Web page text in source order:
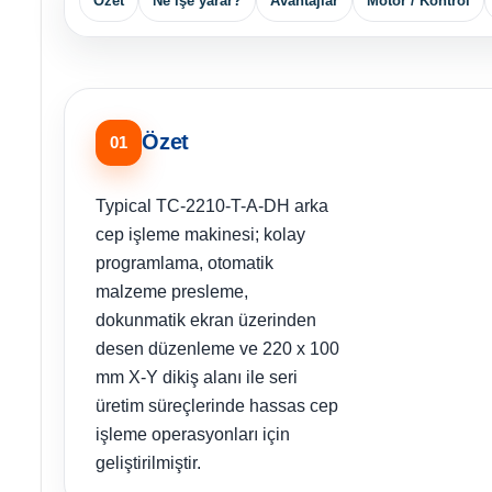
01 Özet
Typical TC-2210-T-A-DH arka
cep işleme makinesi; kolay
programlama, otomatik
malzeme presleme,
dokunmatik ekran üzerinden
desen düzenleme ve 220 x 100
mm X-Y dikiş alanı ile seri
üretim süreçlerinde hassas cep
işleme operasyonları için
geliştirilmiştir.